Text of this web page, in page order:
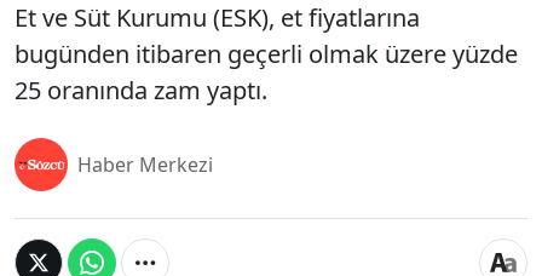
Et ve Süt Kurumu (ESK), et fiyatlarına
bugünden itibaren geçerli olmak üzere yüzde
25 oranında zam yaptı.
Haber Merkezi